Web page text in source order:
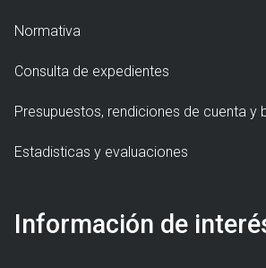
Normativa
Consulta de expedientes
Presupuestos, rendiciones de cuenta y
Estadisticas y evaluaciones
Información de